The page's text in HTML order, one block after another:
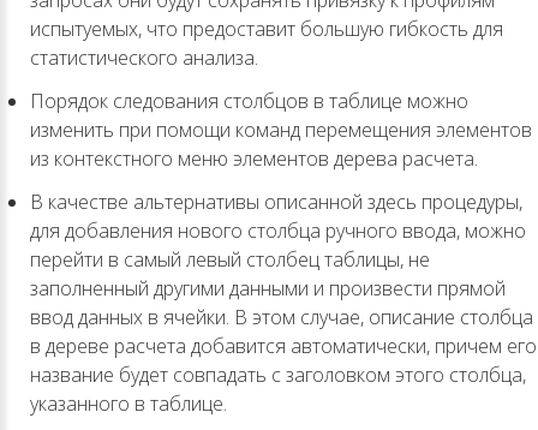
испытуемых, что предоставит большую гибкость для
статистического анализа.
Порядок следования столбцов в таблице можно
изменить при помощи команд перемещения элементов
из контекстного меню элементов дерева расчета.
В качестве альтернативы описанной здесь процедуры,
для добавления нового столбца ручного ввода, можно
перейти в самый левый столбец таблицы, не
заполненный другими данными и произвести прямой
ввод данных в ячейки. В этом случае, описание столбца
в дереве расчета добавится автоматически, причем его
название будет совпадать с заголовком этого столбца,
указанного в таблице.